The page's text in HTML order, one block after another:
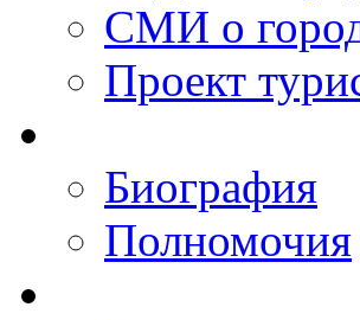
СМИ о
Проект
Биография
Полномочия